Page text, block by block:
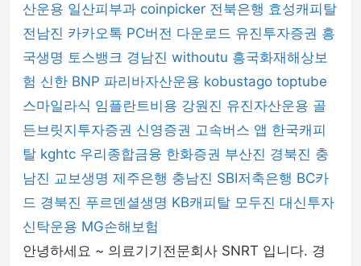
산운용 일산피부과 coinpicker 전북은행 효성캐피탈
전남진 카카오톡 PC버전 다운로드 유진투자증권 흥
국생명 토스뱅크 경남진 withoutu 흥국화재해상보
험 신한 BNP 파리바자산운용 kobustago toptube
스마일라식 임플란트비용 강원진 유진자산운용 골
든브릿지투자증권 신영증권 고속버스 앱 한국캐피
탈 kghtc 우리종합금융 한화증권 부산진 경북진 충
남진 교보생명 제주은행 충남진 SBI저축은행 BC카
드 경북진 푸르덴셜생명 KB캐피탈 모두진 대신투자
신탁운용 MG손해보험
안녕하세요 ~ 의료기기전문회사 SNRT 입니다. 경